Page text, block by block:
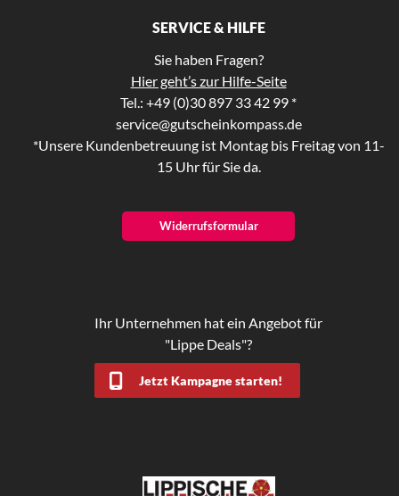
SERVICE & HILFE
Sie haben Fragen?
Hier geht’s zur Hilfe-Seite
Tel.: +49 (0)30 897 33 42 99 *
service@gutscheinkompass.de
*Unsere Kundenbetreuung ist Montag bis Freitag von 11-
15 Uhr für Sie da.
Widerrufsformular
Ihr Unternehmen hat ein Angebot für
"Lippe Deals"?
Jetzt Kampagne starten!